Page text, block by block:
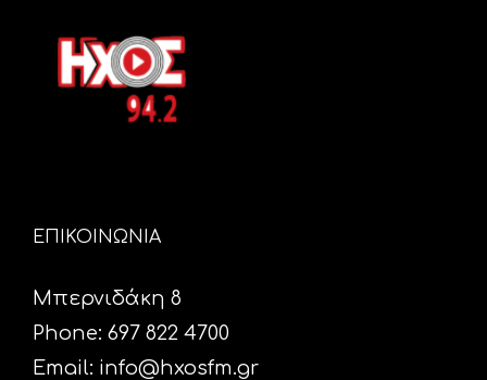
ΕΠΙΚΟΙΝΩΝΙΑ
Μπερνιδάκη 8
Phone: 697 822 4700
Email: info@hxosfm.gr